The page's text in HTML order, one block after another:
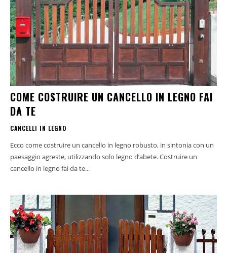
COME COSTRUIRE UN CANCELLO IN LEGNO FAI
DA TE
CANCELLI IN LEGNO
Ecco come costruire un cancello in legno robusto, in sintonia con un
paesaggio agreste, utilizzando solo legno d’abete. Costruire un
cancello in legno fai da te...